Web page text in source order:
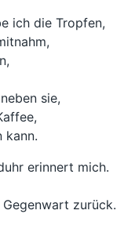
ich die Tropfen,
sie,
kann.
erinnert mich.
zurück.